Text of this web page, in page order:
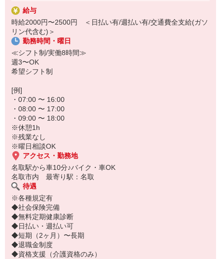
・服薬管理
・看護記録の作成 など
利用者様と会話する時間が長いので、一人ひとりとじっくり関われ
ます♪
「寄り添う看護」が好きな方、大歓迎！
気になった方はお気軽にご応募ください(＾0＾)
給与
時給2000円〜2500円 ＜日払い有/週払い有/交通費全支給(ガソ
リン代含む)＞
勤務時間・曜日
≪シフト制/実働8時間≫
週3〜OK
希望シフト制
[例]
・07:00 〜 16:00
・08:00 〜 17:00
・09:00 〜 18:00
※休憩1h
※残業なし
※曜日相談OK
アクセス・勤務地
名取駅から車10分♪バイク・車OK
名取市内 最寄り駅：名取
待遇
※各種規定有
◆社会保険完備
◆無料定期健康診断
◆日払い・週払い可
◆短期（2ヶ月）〜長期
◆退職金制度
◆資格支援（介護資格のみ）